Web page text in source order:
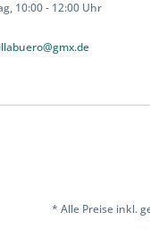
10:00 - 12:00 Uhr
* Alle Preise inkl.